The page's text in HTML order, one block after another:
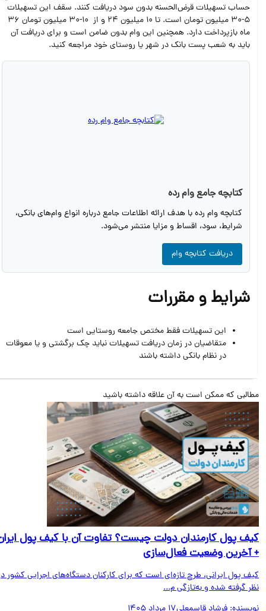
حساب تسهیلات قرض‌الحسنه بدون سود دریافت کنند. سقف این تسهیلات
5-30 میلیون تومان است. تا 10 میلیون 24 و از 10-30 میلیون تومان 36
ماه بازپرداخت دارد. همچنین این وام بدون ضامن است و برای دریافت آن
باید به شعب پست بانک در شهر یا روستای خود مراجعه کنید.
کتابچه جامع وام رده
کتابچه وام رده با هدف ارائه اطلاعات جامع درباره انواع وام‌های بانکی،
شرایط، سود، اقساط و مزایا منتشر می‌شود.
دریافت کتابچه وام
شرایط و مقررات
این تسهیلات فقط مختص جامعه روستایی است
متقاضیان در زمان دریافت تسهیلات نباید چک برگشتی و یا معوقات
در نظام بانکی داشته باشند
که ممکن است به آن علاقه داشته باشید
پول کارمندان دولت چیست؟ تفاوت آن با کیف پول ایران
وضعیت فعال‌سازی
پول ایرانی، طرح تازه‌ای است که برای کارکنان دستگاه‌های اجرایی کشور در
گرفته شده و به‌تازگی م...